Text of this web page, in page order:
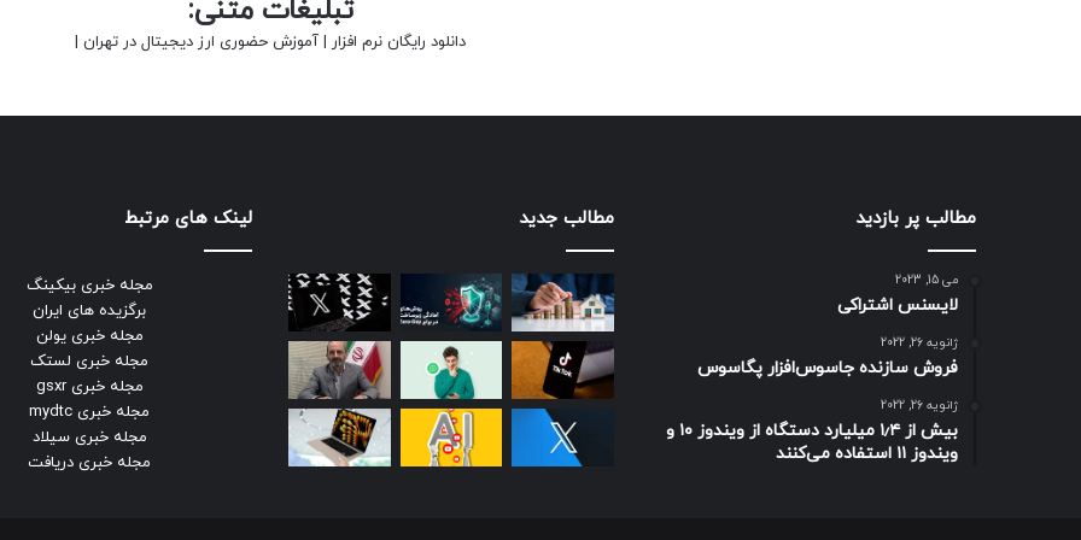
تبلیغات متنی:
دانلود رایگان نرم افزار آموزش حضوری ارز دیجیتال در تهران
مطالب پر بازدید
می 15, 2023
لایسنس اشتراکی
ژانویه 26, 2022
فروش سازنده جاسوس‌افزار پگاسوس
ژانویه 26, 2022
بیش از ۱٫۴ میلیارد دستگاه از ویندوز ۱۰ و
ویندوز ۱۱ استفاده می‌کنند
مطالب جدید لینک های مرتبط
مجله خبری بیکینگ
برگزیده های ایران
مجله خبری یولن
مجله خبری لستک
مجله خبری gsxr
مجله خبری mydtc
مجله خبری سیلاد
مجله خبری دریافت